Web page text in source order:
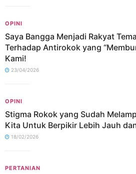
OPINI
Saya Bangga Menjadi Rakyat
Terhadap Antirokok yang
Kami!
23/04/2026
OPINI
Stigma Rokok yang Sudah
Kita Untuk Berpikir Lebih Jauh
18/02/2026
PERTANIAN